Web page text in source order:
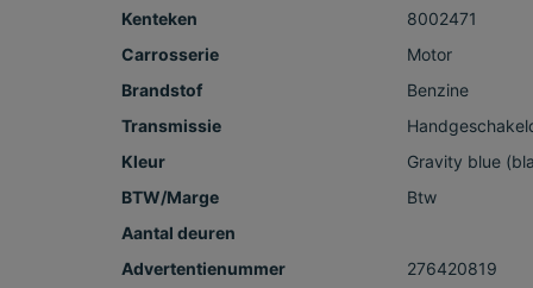
Kenteken
8002471
Carrosserie
Motor
Brandstof
Benzine
Transmissie
Kleur
Gravity blue
BTW/Marge
Btw
Aantal deuren
Advertentienummer
276420819